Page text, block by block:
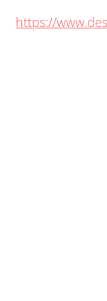
https://